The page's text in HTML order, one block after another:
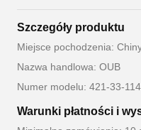
Szczegóły produktu
Miejsce pochodzenia:
Nazwa handlowa: OUB
Numer modelu: 421-33-
Warunki płatności i